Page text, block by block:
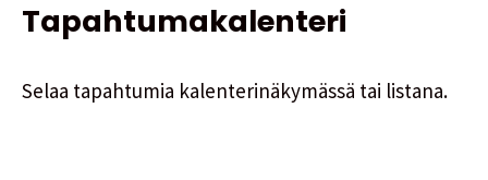
Tapahtumakalenteri
Selaa tapahtumia kalenterinäkymässä tai listana.